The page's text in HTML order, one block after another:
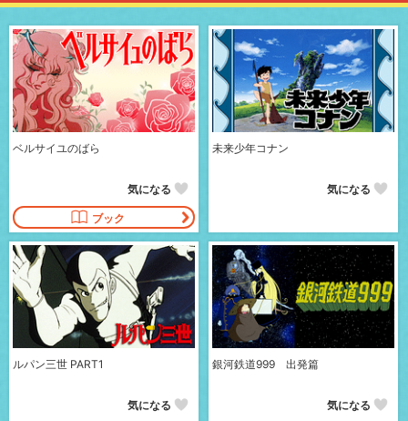
ベルサイユのばら
ブック
気になる
未来少年コナン
気になる
ルパン三世 PART1
気になる
銀河鉄道999 出発篇
気になる